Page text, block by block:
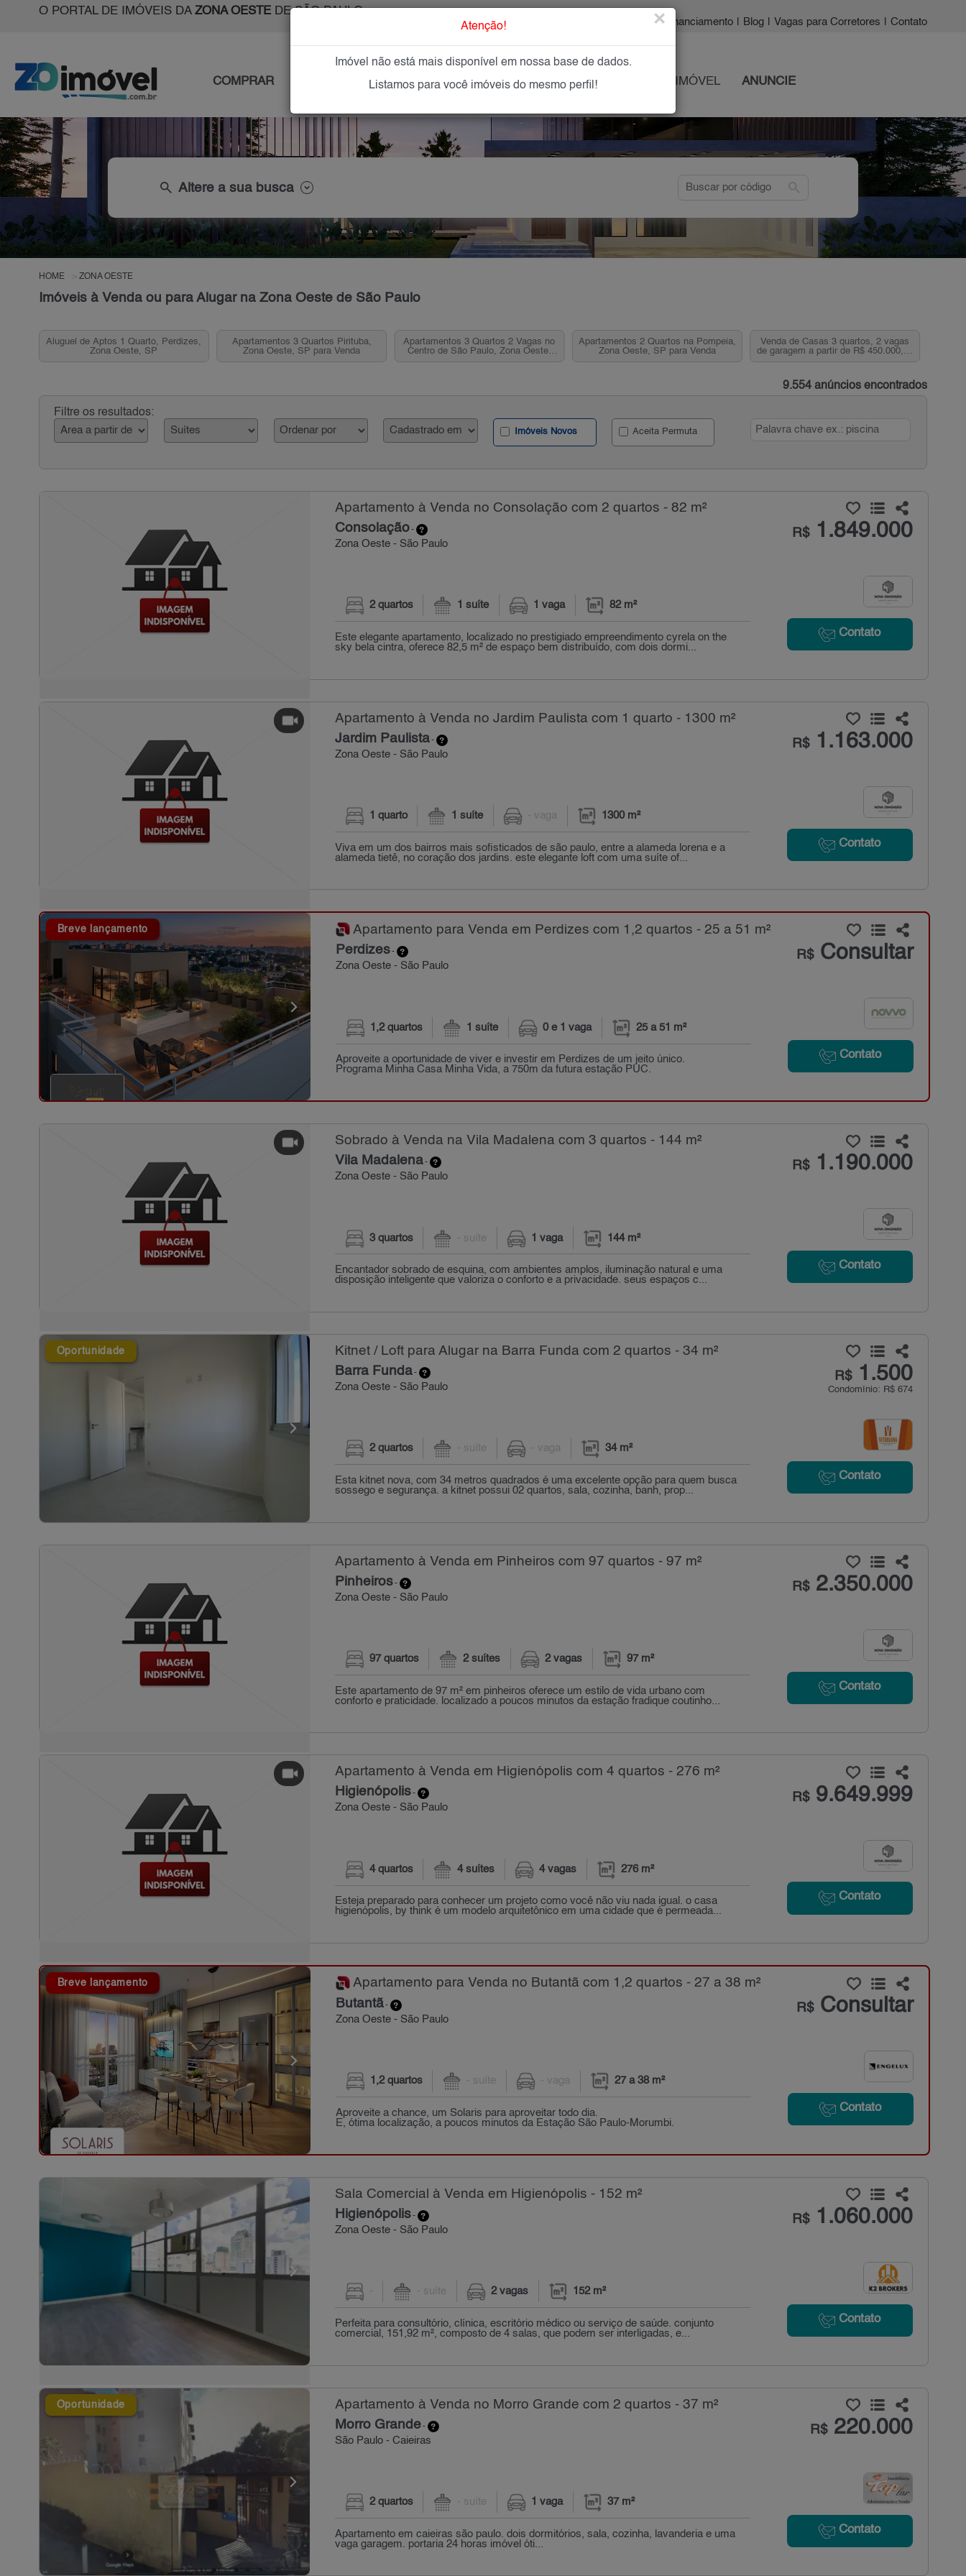
O PORTAL DE IMÓVEIS DA ZONA OESTEDE SÃO PAULO
| Financiamento Blog Vagas para Corretores Contato
COMPRAR IMÓVEIS NOVOS IMOBILIÁRIAS OFEREÇA SEU IMÓVEL ANUNCIE
search Altere a sua busca search
HOME ZONA OESTE
Imóveis à Venda ou para Alugar na Zona Oeste de São Paulo
Aluguel de Aptos 1 Quarto, Perdizes,
Zona Oeste, SP
Apartamentos 3 Quartos Pirituba,
Zona Oeste, SP para Venda
Apartamentos 3 Quartos 2 Vagas no
Centro de São Paulo, Zona Oeste,
Apartamentos 2 Quartos na Pompeia,
Zona Oeste, SP para Venda
Venda de Casas 3 quartos, 2 vagas
de garagem a partir de R$ 450.000,00
9.554 anúncios encontrados
Filtre os resultados:
Imóveis Novos Aceita Permuta
Apartamento à Venda no Consolação com 2 quartos - 82 m²
Consolação-
Zona Oeste - São Paulo
R$1.849.000
Contato
2 quartos 1 suíte 1 vaga 82 m²
Este elegante apartamento, localizado no prestigiado empreendimento cyrela on the
sky bela cintra, oferece 82,5 m² de espaço bem distribuído, com dois dormi...
Apartamento à Venda no Jardim Paulista com 1 quarto - 1300 m²
Jardim Paulista-
Zona Oeste - São Paulo
R$1.163.000
Contato
1 quarto 1 suíte - vaga 1300 m²
Viva em um dos bairros mais sofisticados de são paulo, entre a alameda lorena e a
alameda tietê, no coração dos jardins. este elegante loft com uma suíte of...
Breve lançamento Apartamento para Venda em Perdizes com 1,2 quartos - 25 a 51 m²
Perdizes-
Zona Oeste - São Paulo
R$Consultar
Contato
1,2 quartos 1 suíte 0 e 1 vaga 25 a 51 m²
Aproveite a oportunidade de viver e investir em Perdizes de um jeito único.
Programa Minha Casa Minha Vida, a 750m da futura estação PUC.
Sobrado à Venda na Vila Madalena com 3 quartos - 144 m²
Vila Madalena-
Zona Oeste - São Paulo
R$1.190.000
Contato
3 quartos - suíte 1 vaga 144 m²
Encantador sobrado de esquina, com ambientes amplos, iluminação natural e uma
disposição inteligente que valoriza o conforto e a privacidade. seus espaços c...
Oportunidade Kitnet / Loft para Alugar na Barra Funda com 2 quartos - 34 m²
Barra Funda-
Zona Oeste - São Paulo
R$1.500
Condomínio: R$ 674
Contato
2 quartos - suíte - vaga 34 m²
Esta kitnet nova, com 34 metros quadrados é uma excelente opção para quem busca
sossego e segurança. a kitnet possui 02 quartos, sala, cozinha, banh, prop...
Apartamento à Venda em Pinheiros com 97 quartos - 97 m²
Pinheiros-
Zona Oeste - São Paulo
R$2.350.000
Contato
97 quartos 2 suítes 2 vagas 97 m²
Este apartamento de 97 m² em pinheiros oferece um estilo de vida urbano com
conforto e praticidade. localizado a poucos minutos da estação fradique coutinho...
Apartamento à Venda em Higienópolis com 4 quartos - 276 m²
Higienópolis-
Zona Oeste - São Paulo
R$9.649.999
Contato
4 quartos 4 suítes 4 vagas 276 m²
Esteja preparado para conhecer um projeto como você não viu nada igual. o casa
higienópolis, by think é um modelo arquitetônico em uma cidade que é permeada...
Breve lançamento Apartamento para Venda no Butantã com 1,2 quartos - 27 a 38 m²
Butantã-
Zona Oeste - São Paulo
R$Consultar
Contato
1,2 quartos - suíte - vaga 27 a 38 m²
Aproveite a chance, um Solaris para aproveitar todo dia.
E, ótima localização, a poucos minutos da Estação São Paulo-Morumbi.
Sala Comercial à Venda em Higienópolis - 152 m²
Higienópolis-
Zona Oeste - São Paulo
R$1.060.000
Contato
- - suíte 2 vagas 152 m²
Perfeita para consultório, clínica, escritório médico ou serviço de saúde. conjunto
comercial, 151,92 m², composto de 4 salas, que podem ser interligadas, e...
Oportunidade Apartamento à Venda no Morro Grande com 2 quartos - 37 m²
Morro Grande-
São Paulo - Caieiras
R$220.000
Contato
2 quartos - suíte 1 vaga 37 m²
Apartamento em caieiras são paulo. dois dormitórios, sala, cozinha, lavanderia e uma
vaga garagem. portaria 24 horas imóvel óti...
Atenção! ×
Imóvel não está mais disponível em nossa base de dados.
Listamos para você imóveis do mesmo perfil!